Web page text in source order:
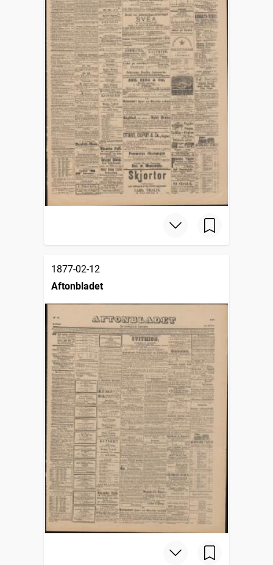
1877-02-12
Aftonbladet